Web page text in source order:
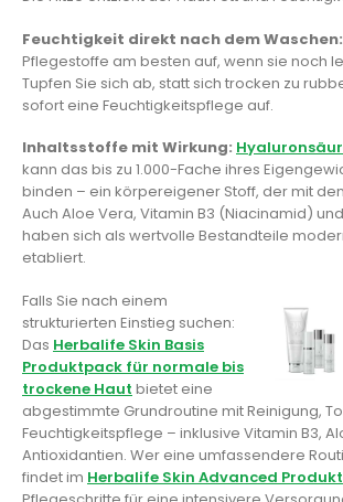
Feuchtigkeit direkt nach dem Waschen:
Pflegestoffe am besten auf, wenn sie noch
Tupfen Sie sich ab, statt sich trocken zu
sofort eine Feuchtigkeitspflege auf.
Inhaltsstoffe mit Wirkung:
kann das bis zu 1.000-Fache ihres
binden – ein körpereigener Stoff, der mit
Auch Aloe Vera, Vitamin B3 (Niacinamid)
haben sich als wertvolle Bestandteile
etabliert.
Falls Sie nach einem
strukturierten Einstieg suchen:
Das Herbalife Skin Basis
Produktpack für normale bis
trockene Haut bietet eine
abgestimmte Grundroutine mit Reinigung,
Feuchtigkeitspflege – inklusive Vitamin B3,
Antioxidantien. Wer eine umfassendere
findet im Herbalife Skin Advanced